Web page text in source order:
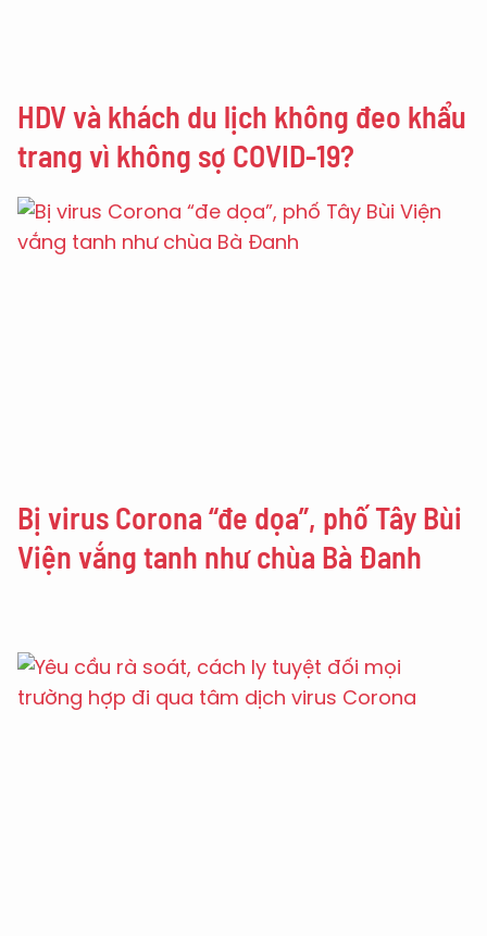
HDV và khách du lịch không đeo khẩu
trang vì không sợ COVID-19?
Bị virus Corona “đe dọa”, phố Tây Bùi
Viện vắng tanh như chùa Bà Đanh